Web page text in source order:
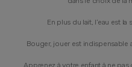
En plus du lait, l’eau est
Bouger, jouer est